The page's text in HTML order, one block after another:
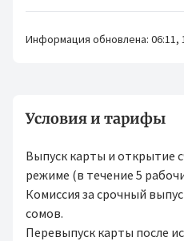
Информация обновлена: 06:11,
Условия и тарифы
Выпуск карты и открытие
режиме (в течение 5
Комиссия за срочный
сомов.
Перевыпуск карты после